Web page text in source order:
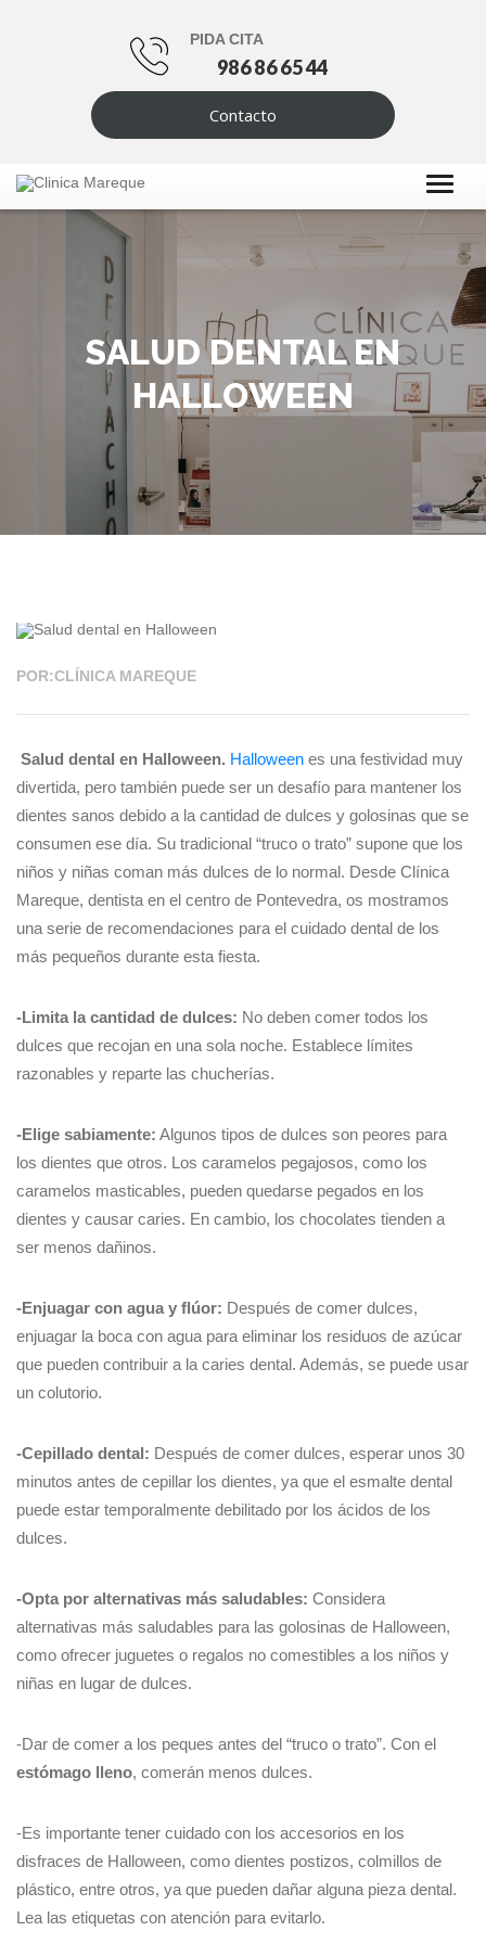
PIDA CITA
986 86 65 44
Contacto
SALUD DENTAL EN
HALLOWEEN
POR:CLÍNICA MAREQUE
Salud dental en Halloween. Halloween es una festividad muy
divertida, pero también puede ser un desafío para mantener los
dientes sanos debido a la cantidad de dulces y golosinas que se
consumen ese día. Su tradicional “truco o trato” supone que los
niños y niñas coman más dulces de lo normal. Desde Clínica
Mareque, dentista en el centro de Pontevedra, os mostramos
una serie de recomendaciones para el cuidado dental de los
más pequeños durante esta fiesta.
-Limita la cantidad de dulces: No deben comer todos los
dulces que recojan en una sola noche. Establece límites
razonables y reparte las chucherías.
-Elige sabiamente: Algunos tipos de dulces son peores para
los dientes que otros. Los caramelos pegajosos, como los
caramelos masticables, pueden quedarse pegados en los
dientes y causar caries. En cambio, los chocolates tienden a
ser menos dañinos.
-Enjuagar con agua y flúor: Después de comer dulces,
enjuagar la boca con agua para eliminar los residuos de azúcar
que pueden contribuir a la caries dental. Además, se puede usar
un colutorio.
-Cepillado dental: Después de comer dulces, esperar unos 30
minutos antes de cepillar los dientes, ya que el esmalte dental
puede estar temporalmente debilitado por los ácidos de los
dulces.
-Opta por alternativas más saludables: Considera
alternativas más saludables para las golosinas de Halloween,
como ofrecer juguetes o regalos no comestibles a los niños y
niñas en lugar de dulces.
-Dar de comer a los peques antes del “truco o trato”. Con el
estómago lleno, comerán menos dulces.
-Es importante tener cuidado con los accesorios en los
disfraces de Halloween, como dientes postizos, colmillos de
plástico, entre otros, ya que pueden dañar alguna pieza dental.
Lea las etiquetas con atención para evitarlo.